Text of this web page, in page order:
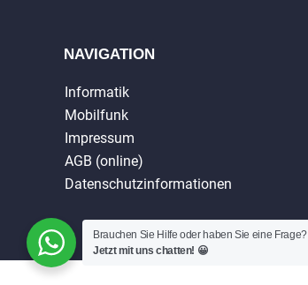
NAVIGATION
Informatik
Mobilfunk
Impressum
AGB (online)
Datenschutzinformationen
Brauchen Sie Hilfe oder haben Sie eine Frage?
Jetzt mit uns chatten! 😀